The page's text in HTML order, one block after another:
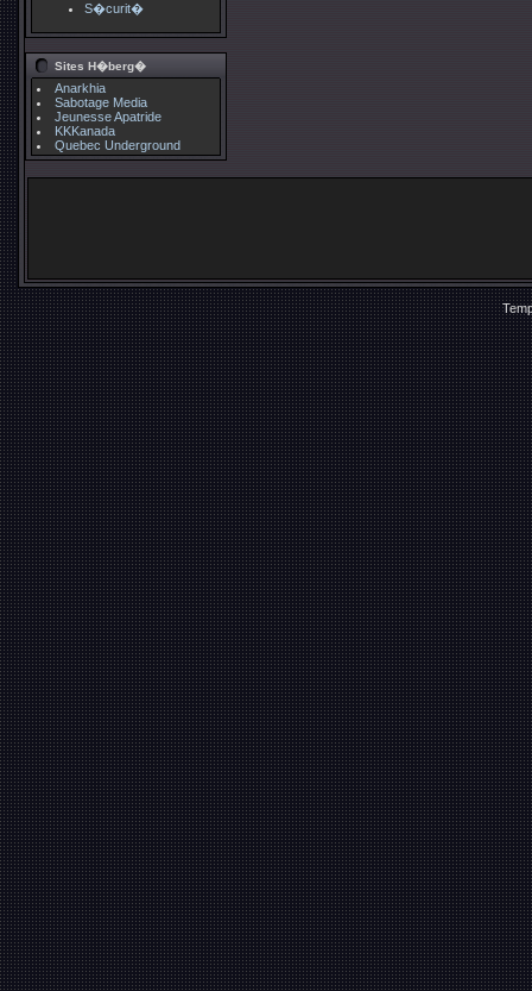
S�curit�
Sites H�berg�
Anarkhia
Sabotage Media
Jeunesse Apatride
KKKanada
Quebec Underground